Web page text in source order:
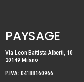
PAYSAGE
Via Leon Battista Alberti, 10
20149 Milano
P.IVA: 04188160966